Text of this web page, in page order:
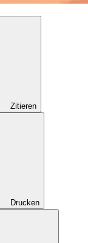
Zitieren
Drucken